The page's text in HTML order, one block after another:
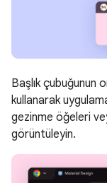
Başlık çubuğunun
kullanarak
gezinme öğeleri
görüntüleyin.